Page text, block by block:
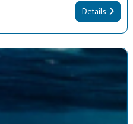
Details